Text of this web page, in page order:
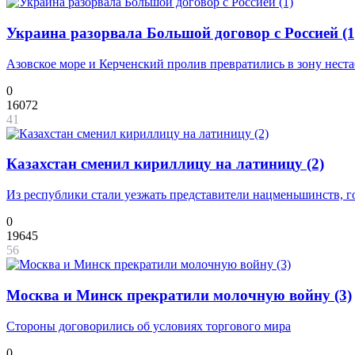
Украина разорвала Большой договор с Россией
Азовское море и Керченский пролив превратились в зону
0
16072
41
Казахстан сменил кириллицу на латиницу (2)
Из республики стали уезжать представители нацменьшинств,
0
19645
56
Москва и Минск прекратили молочную войну (3)
Стороны договорились об условиях торгового мира